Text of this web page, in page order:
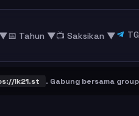
▼📅 Tahun ▼📺 Saksikan ▼ TG
. Gabung bersama group